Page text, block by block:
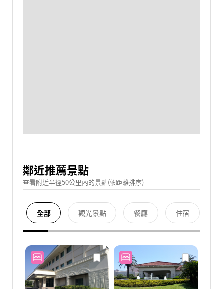
鄰近推薦景點
查看附近半徑50公里內的景點(依距離排序)
全部 觀光景點 餐廳 住宿